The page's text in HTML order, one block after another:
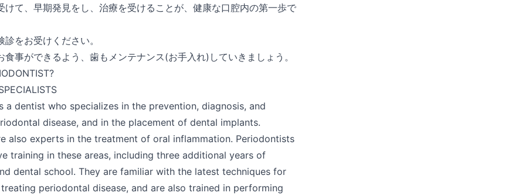
けて、早期発見をし、治療を受けることが、健康な口腔内の第一歩で
診をお受けください。
食事ができるよう、歯もメンテナンス(お手入れ)していきましょう。
a dentist who specializes in the prevention, diagnosis, and
disease, and in the placement of dental implants.
also experts in the treatment of oral inflammation. Periodontists
training in these areas, including three additional years of
dental school. They are familiar with the latest techniques for
periodontal disease, and are also trained in performing